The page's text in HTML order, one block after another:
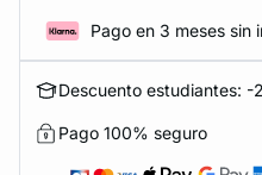
Pago en 3 meses sin
Descuento estudiantes:
Pago 100% seguro